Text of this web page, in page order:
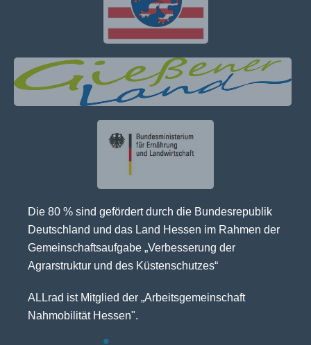
Die 80 % sind gefördert durch die Bundesrepublik
Deutschland und das Land Hessen im Rahmen der
Gemeinschaftsaufgabe „Verbesserung der
Agrarstruktur und des Küstenschutzes“
ALLrad ist Mitglied der „Arbeitsgemeinschaft
Nahmobilität Hessen".